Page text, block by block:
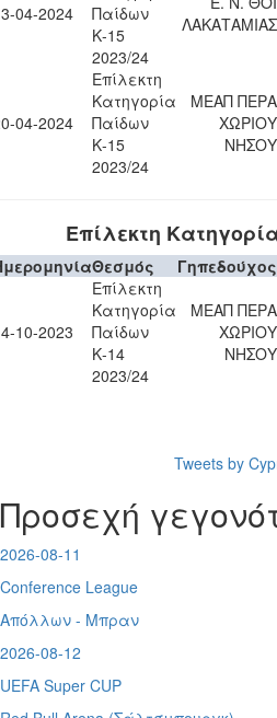
04-2024
Παίδων
Κ-15
2023/24
ΛΑΚΑΤΑΜΙΑΣ
04-2024
Επίλεκτη
Κατηγορία
Παίδων
Κ-15
2023/24
ΜΕΑΠ ΠΕΡΑ
ΧΩΡΙΟΥ
ΝΗΣΟΥ
Επίλεκτη
Θεσμός Γηπεδούχος
10-2023
Επίλεκτη
Κατηγορία
Παίδων
Κ-14
2023/24
ΜΕΑΠ ΠΕΡΑ
ΧΩΡΙΟΥ
ΝΗΣΟΥ
Tweets by
Προσεχή
2026-08-11
Conference League
Απόλλων - Μπραν
2026-08-12
UEFA Super CUP